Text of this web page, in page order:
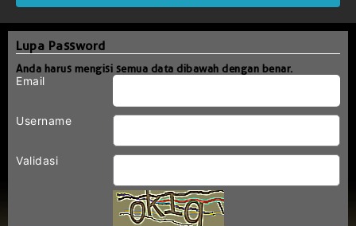
Lupa Password
Anda harus mengisi semua data dibawah dengan benar.
Email
Username
Validasi